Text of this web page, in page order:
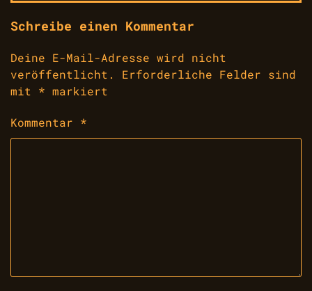
Schreibe einen Kommentar
Deine E-Mail-Adresse wird nicht
veröffentlicht.
Erforderliche Felder sind
mit * markiert
Kommentar *